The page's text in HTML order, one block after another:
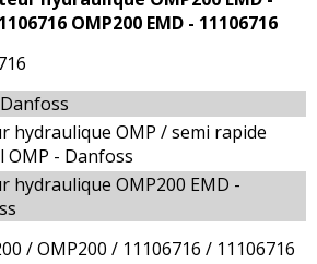
OMP200 EMD - 11106716
hydraulique OMP / semi rapide
OMP - Danfoss
hydraulique OMP200 EMD -
/ OMP200 / 11106716 / 11106716